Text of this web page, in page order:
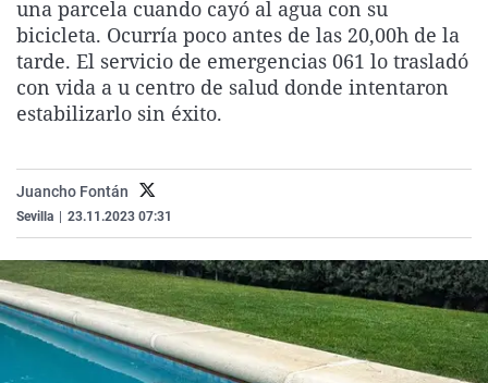
La rosa de los vientos
Gente viajera
Como el perro y el
Caso
Retornados
Equipo de
Extremadura
Galicia
La Rioja
País Vasco
Virales
Televisión
Elecciones
una parcela cuando cayó al agua con su
bicicleta. Ocurría poco antes de las 20,00h de la
tarde. El servicio de emergencias 061 lo trasladó
con vida a u centro de salud donde intentaron
estabilizarlo sin éxito.
Juancho Fontán
Sevilla 23.11.2023 07:31